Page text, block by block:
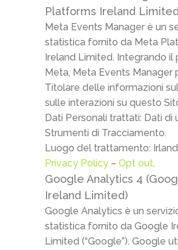
Platforms Ireland
Meta Events Manager è un
statistica fornito da Meta
Ireland Limited. Integrando il
Meta, Meta Events Manager
Titolare delle informazioni
sulle interazioni su questo
Dati Personali trattati: Dati di
Strumenti di Tracciamento.
Luogo del trattamento:
Privacy Policy – Opt out.
Google Analytics 4
Ireland Limited)
Google Analytics è un
statistica fornito da Google
Limited (“Google”). Google